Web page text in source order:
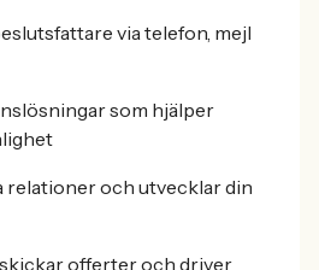
via telefon, mejl
som hjälper
relationer och utvecklar din
offerter och driver